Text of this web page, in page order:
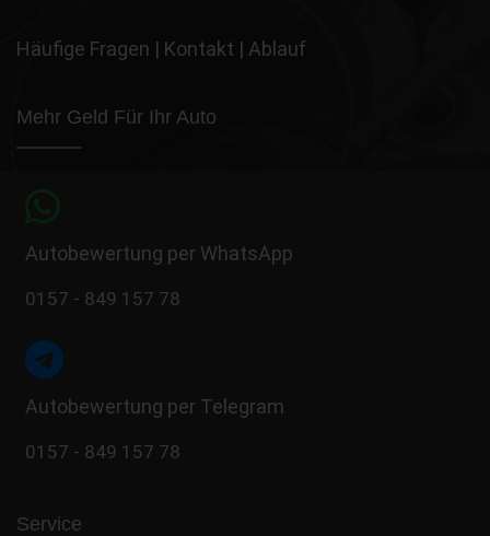
Häufige Fragen | Kontakt | Ablauf
Mehr Geld Für Ihr Auto
Autobewertung per WhatsApp
0157 - 849 157 78
Autobewertung per Telegram
0157 - 849 157 78
Service